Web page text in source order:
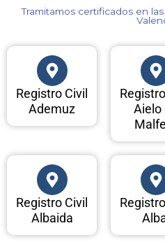
Tramitamos certificados en
Registro Civil
Ademuz
Aielo
Registro Civil
Albaida